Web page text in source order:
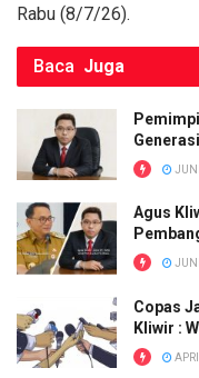
Rabu (8/7/26).
Baca Juga
Agus
Copas
Kliwir :